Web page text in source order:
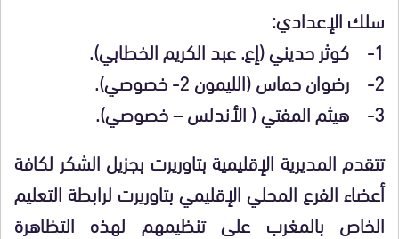
سلك الإعدادي:
1- كوثر حديني (إع. عبد الكريم الخطابي).
2- رضوان حماس (الليمون 2- خصوصي).
3- هيثم المفتي ( الأندلس – خصوصي).
تتقدم المديرية الإقليمية بتاوريرت بجزيل الشكر لكافة
أعضاء الفرع المحلي الإقليمي بتاوريرت لرابطة التعليم
الخاص بالمغرب على تنظيمهم لهذه التظاهرة